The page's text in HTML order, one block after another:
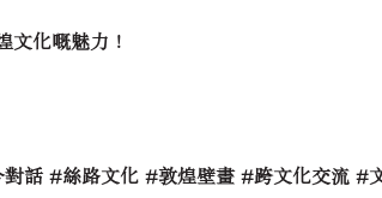
文化嘅魅力！
話 #絲路文化 #敦煌壁畫 #跨文化交流 #